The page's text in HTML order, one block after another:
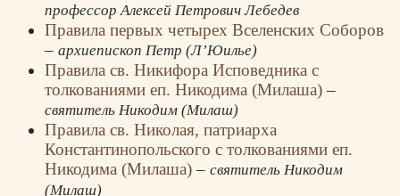
профессор Алексей Петрович Лебедев
Правила первых четырех Вселенских Соборов
– архиепископ Петр (Л’Юилье)
Правила св. Никифора Исповедника с
толкованиями еп. Никодима (Милаша)–
святитель Никодим (Милаш)
Правила св. Николая, патриарха
Константинопольского c толкованиями еп.
Никодима (Милаша)– святитель Никодим
(Милаш)